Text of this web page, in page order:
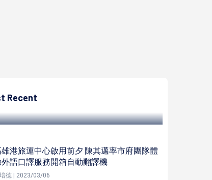
Recent
暑用品等服務宣導預防熱傷害
港旅運中心啟用前夕 陳其邁率市府團隊體
語口譯服務開箱自動翻譯機
德 | 2023/03/06